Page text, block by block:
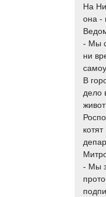
На
она -
- Мы
ни
В
дело
- Мы